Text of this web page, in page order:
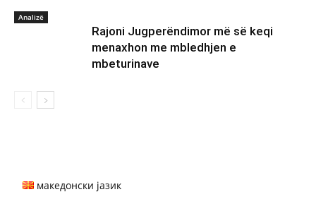
Аnalizë
Rajoni Jugperëndimor më së keqi
menaxhon me mbledhjen e
mbeturinave
македонски јазик